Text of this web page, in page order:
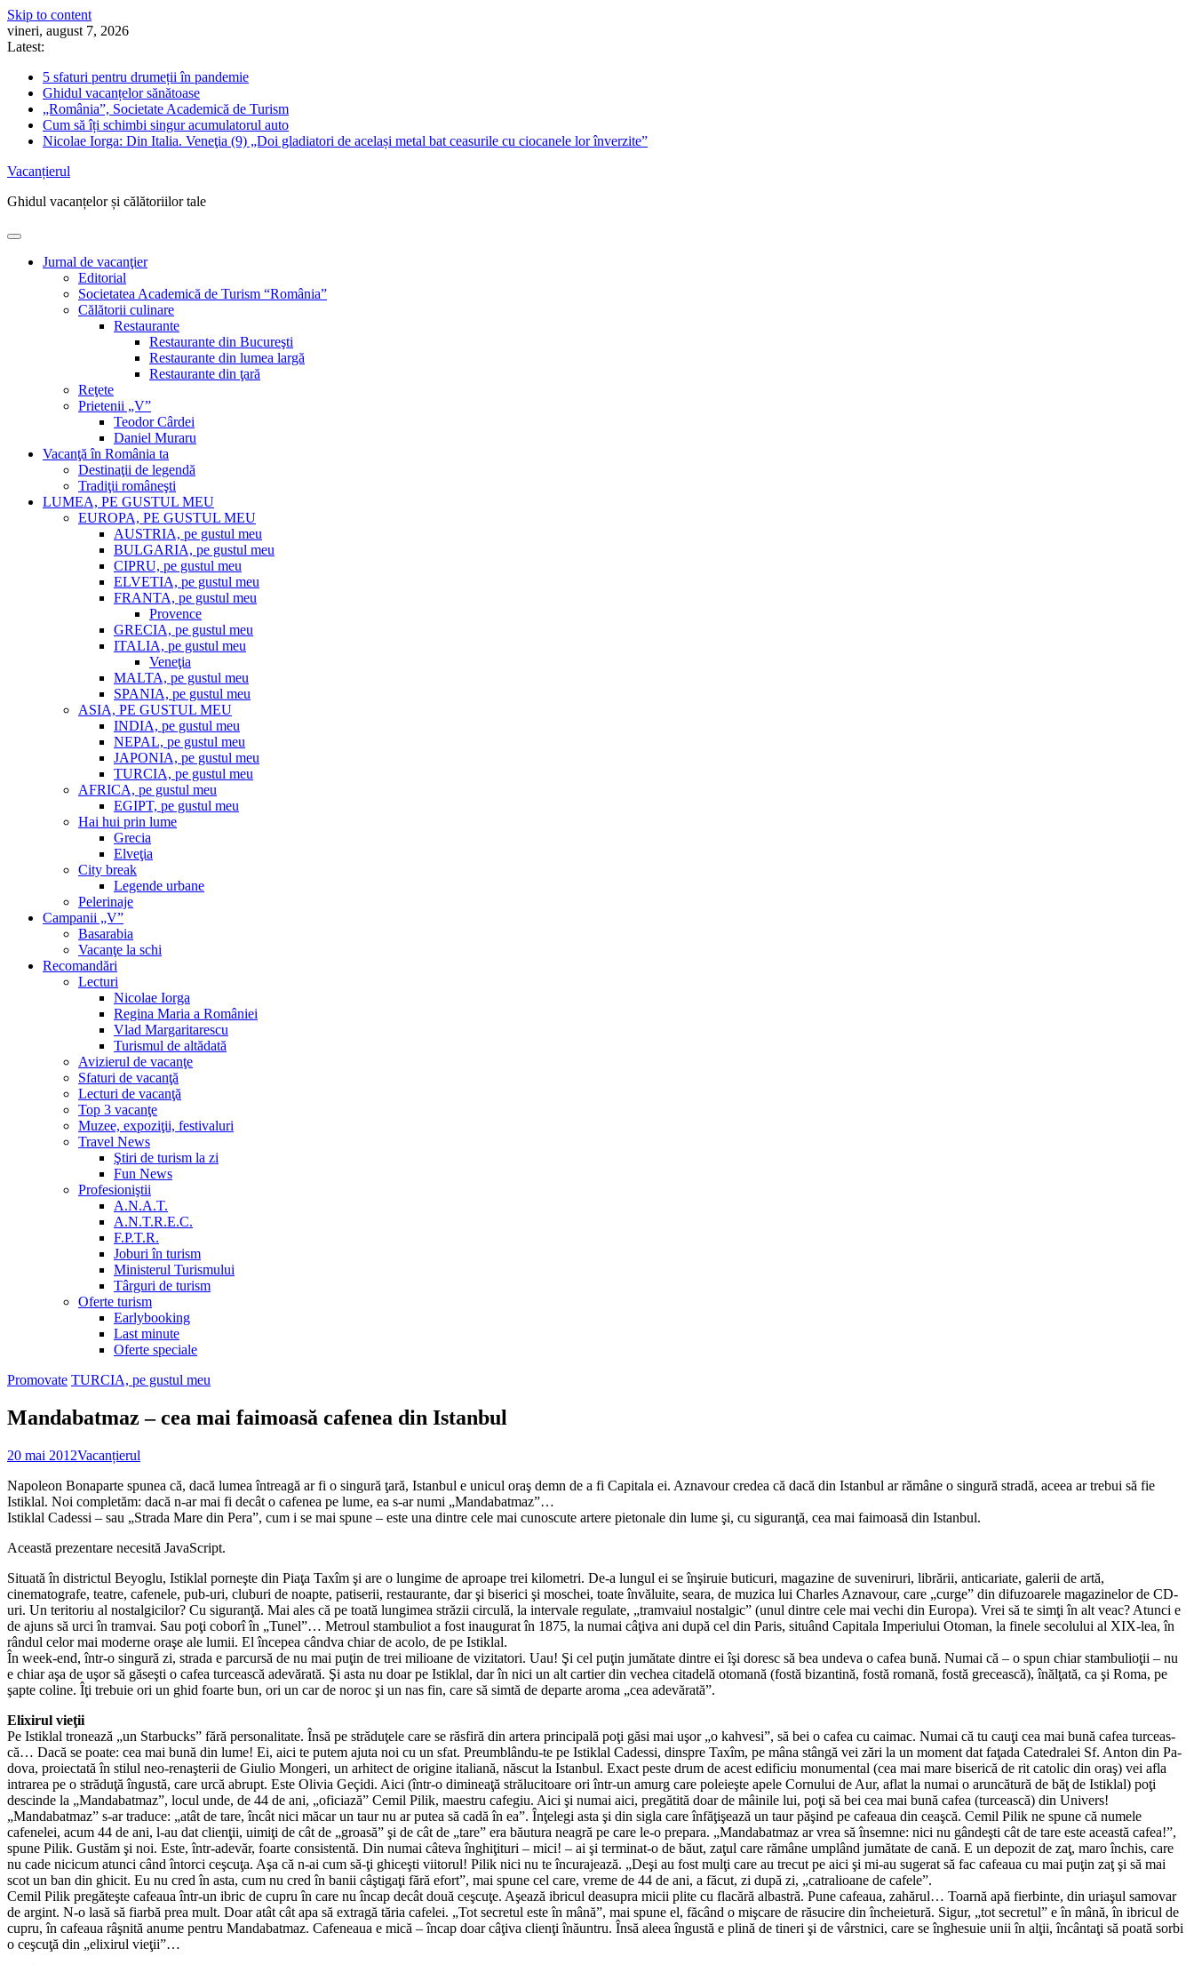
Skip to content
vineri, august 7, 2026
Latest:
5 sfaturi pentru drumeții în pandemie
Ghidul vacanțelor sănătoase
„România”, Societate Academică de Turism
Cum să îți schimbi singur acumulatorul auto
Nicolae Iorga: Din Italia. Veneţia (9) „Doi gladiatori de același metal bat ceasurile cu ciocanele lor înverzite”
Vacanțierul
Ghidul vacanțelor și călătoriilor tale
Jurnal de vacanţier
Editorial
Societatea Academică de Turism “România”
Călătorii culinare
Restaurante
Restaurante din Bucureşti
Restaurante din lumea largă
Restaurante din ţară
Reţete
Prietenii „V”
Teodor Cârdei
Daniel Muraru
Vacanţă în România ta
Destinaţii de legendă
Tradiţii româneşti
LUMEA, PE GUSTUL MEU
EUROPA, PE GUSTUL MEU
AUSTRIA, pe gustul meu
BULGARIA, pe gustul meu
CIPRU, pe gustul meu
ELVETIA, pe gustul meu
FRANTA, pe gustul meu
Provence
GRECIA, pe gustul meu
ITALIA, pe gustul meu
Veneţia
MALTA, pe gustul meu
SPANIA, pe gustul meu
ASIA, PE GUSTUL MEU
INDIA, pe gustul meu
NEPAL, pe gustul meu
JAPONIA, pe gustul meu
TURCIA, pe gustul meu
AFRICA, pe gustul meu
EGIPT, pe gustul meu
Hai hui prin lume
Grecia
Elveţia
City break
Legende urbane
Pelerinaje
Campanii „V”
Basarabia
Vacanţe la schi
Recomandări
Lecturi
Nicolae Iorga
Regina Maria a României
Vlad Margaritarescu
Turismul de altădată
Avizierul de vacanţe
Sfaturi de vacanţă
Lecturi de vacanţă
Top 3 vacanţe
Muzee, expoziţii, festivaluri
Travel News
Ştiri de turism la zi
Fun News
Profesioniştii
A.N.A.T.
A.N.T.R.E.C.
F.P.T.R.
Joburi în turism
Ministerul Turismului
Târguri de turism
Oferte turism
Earlybooking
Last minute
Oferte speciale
Promovate TURCIA, pe gustul meu
Mandabatmaz – cea mai faimoasă cafenea din Istanbul
20 mai 2012Vacanțierul
Napoleon Bonaparte spunea că, dacă lumea întreagă ar fi o singură ţară, Istanbul e uni­cul oraş demn de a fi Ca­pi­tala ei. Aznavour credea că dacă din Istanbul ar ră­mâ­ne o singură stradă, aceea ar trebui să fie
Istiklal. Noi completăm: dacă n-ar mai fi decât o cafenea pe lume, ea s-ar numi „Mandabatmaz”…
Istiklal Cadessi – sau „Strada Mare din Pera”, cum i se mai spune – este una dintre cele mai cunoscute artere pietonale din lume şi, cu siguranţă, cea mai faimoasă din Istanbul.
Această prezentare necesită JavaScript.
Situată în districtul Beyoglu, Istiklal porneşte din Piaţa Taxîm şi are o lungime de aproape trei kilometri. De-a lungul ei se înşiruie buticuri, magazine de suveniruri, librării, anticariate, galerii de artă,
cinematografe, teatre, cafenele, pu­­b-uri, cluburi de noapte, patiserii, restaurante, dar şi bise­rici şi moschei, toate învăluite, seara, de muzica lui Charles Aznavour, care „curge” din difuzoarele maga­zinelor de CD-
uri. Un teritoriu al nostalgicilor? Cu siguranţă. Mai ales că pe toată lungimea străzii circulă, la intervale regulate, „tramvaiul nostalgic” (unul dintre cele mai vechi din Europa). Vrei să te simţi în alt veac? Atunci e
de ajuns să urci în tramvai. Sau poţi coborî în „Tunel”… Metroul stambuliot a fost inaugurat în 1875, la numai câţiva ani după cel din Paris, situând Capitala Impe­riului Otoman, la finele secolului al XIX-lea, în
rândul celor mai moderne oraşe ale lumii. El începea cândva chiar de acolo, de pe Istiklal.
În week-end, într-o singură zi, strada e parcursă de nu mai puţin de trei milioane de vizitatori. Uau! Şi cel puţin jumătate dintre ei îşi doresc să bea undeva o cafea bună. Numai că – o spun chiar stambulioţii – nu
e chiar aşa de uşor să găseşti o cafea turcească adevărată. Şi asta nu doar pe Istiklal, dar în nici un alt cartier din vechea citadelă otomană (fostă bizantină, fostă romană, fostă grecească), înălţată, ca şi Roma, pe
şapte coline. Îţi trebuie ori un ghid foarte bun, ori un car de noroc şi un nas fin, care să simtă de departe aroma „cea adevărată”.
Elixirul vieţii
Pe Istiklal tronează „un Starbucks” fără personali­tate. Însă pe străduţele care se răsfiră din artera principală poţi găsi mai uşor „o kahvesi”, să bei o cafea cu caimac. Numai că tu cauţi cea mai bună cafea tur­ceas­
că… Dacă se poate: cea mai bună din lume! Ei, aici te putem ajuta noi cu un sfat. Preumblându-te pe Is­ti­­klal Cadessi, dinspre Taxîm, pe mâna stângă vei zări la un moment dat faţada Catedralei Sf. Anton din Pa­
do­va, proiectată în stilul neo-renaşterii de Giulio Mon­geri, un arhitect de origine italiană, născut la Istanbul. Exact peste drum de acest edificiu monumental (cea mai mare biserică de rit catolic din oraş) vei afla
intrarea pe o străduţă îngustă, care urcă abrupt. Este Olivia Geçidi. Aici (într-o dimineaţă strălucitoare ori într-un amurg care poleieşte apele Cornului de Aur, aflat la numai o aruncătură de băţ de Istiklal) poţi
descinde la „Mandabatmaz”, locul unde, de 44 de ani, „oficiază” Cemil Pilik, maestru cafegiu. Aici şi numai aici, pregătită doar de mâinile lui, poţi să bei cea mai bună cafea (turcească) din Univers!
„Mandabatmaz” s-ar traduce: „atât de tare, încât nici măcar un taur nu ar putea să cadă în ea”. Înţelegi asta şi din sigla care înfăţişează un taur păşind pe cafeaua din ceaşcă. Cemil Pilik ne spune că numele
cafenelei, acum 44 de ani, l-au dat clienţii, uimiţi de cât de „groasă” şi de cât de „tare” era băutura neagră pe care le-o prepara. „Mandabatmaz ar vrea să însemne: nici nu gândeşti cât de tare este această cafea!”,
spune Pilik. Gustăm şi noi. Este, într-adevăr, foarte consistentă. Din numai câteva înghiţituri – mici! – ai şi terminat-o de băut, zaţul care rămâne um­plând jumătate de cană. E un depozit de zaţ, maro în­chis, care
nu cade nicicum atunci când întorci ceşcuţa. Aşa că n-ai cum să-ţi ghiceşti viitorul! Pilik nici nu te în­cu­rajează. „Deşi au fost mulţi care au trecut pe aici şi mi-au sugerat să fac cafeaua cu mai puţin zaţ şi să mai
scot un ban din ghicit. Eu nu cred în asta, cum nu cred în banii câştigaţi fără efort”, mai spune cel care, vreme de 44 de ani, a făcut, zi după zi, „catralioane de cafele”.
Cemil Pilik pregăteşte cafeaua într-un ibric de cupru în care nu încap decât două ceşcuţe. Aşează ibricul deasupra micii plite cu flacără albastră. Pune cafeaua, zahărul… Toarnă apă fierbinte, din uriaşul samovar
de argint. N-o lasă să fiarbă prea mult. Doar atât cât apa să extragă tăria cafelei. „Tot secretul este în mână”, mai spune el, făcând o mişcare de răsucire din încheietură. Sigur, „tot secretul” e în mână, în ibricul de
cupru, în cafeaua râşnită anume pentru Mandabatmaz. Cafeneaua e mică – încap doar câţiva clienţi înăuntru. Însă aleea îngustă e plină de tineri şi de vârstnici, care se înghesuie unii în alţii, încântaţi să poată sorbi
o ceşcuţă din „elixirul vieţii”…